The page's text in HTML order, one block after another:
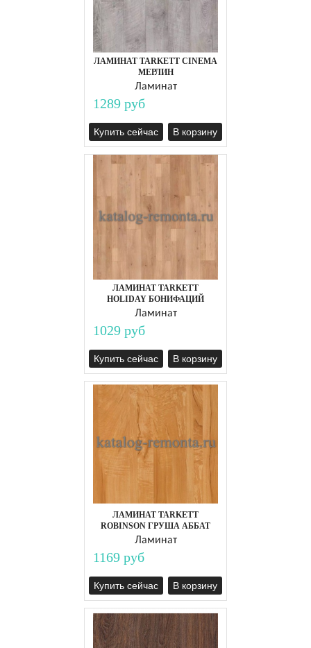
ЛАМИНАТ TARKETT CINEMA
МЕРЛИН
Ламинат
1289 руб
Купить сейчас В корзину
ЛАМИНАТ TARKETT
HOLIDAY БОНИФАЦИЙ
Ламинат
1029 руб
Купить сейчас В корзину
ЛАМИНАТ TARKETT
ROBINSON ГРУША АББАТ
Ламинат
1169 руб
Купить сейчас В корзину